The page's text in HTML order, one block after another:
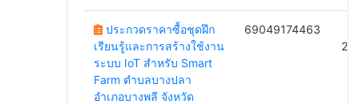
ประกวดราคาซื้อชุดฝึก
เรียนรู้และการสร้างใช้งาน
ระบบ IoT สำหรับ Smart
Farm ตำบลบางปลา
อำเภอบางพลี จังหวัด
69049174463